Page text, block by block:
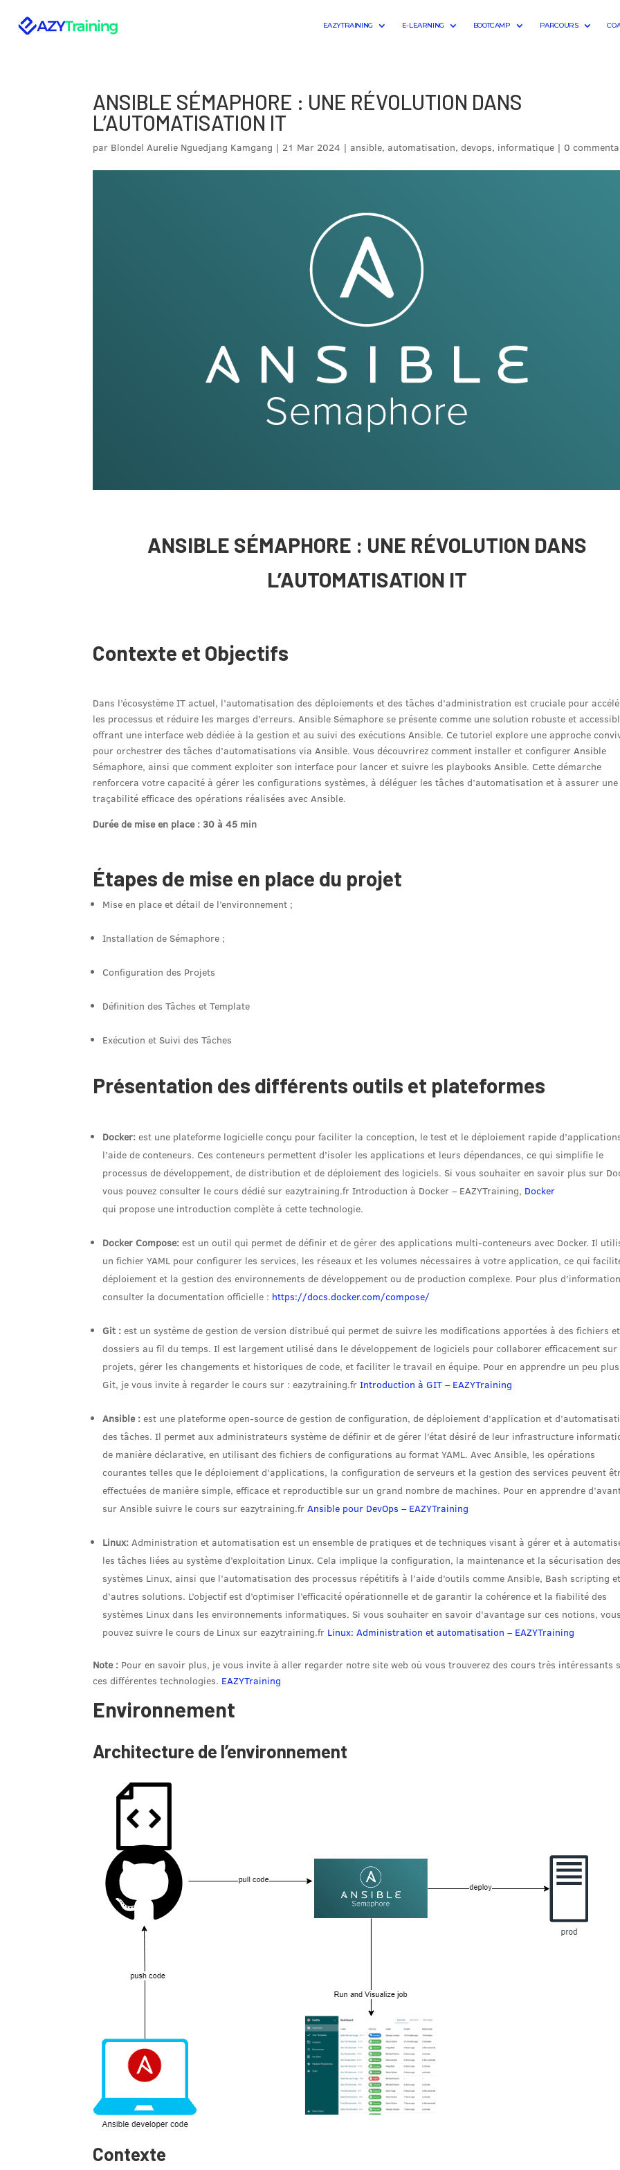
EAZYTRAINING E-LEARNING BOOTCAMP PARCOURS
ANSIBLE SÉMAPHORE : UNE RÉVOLUTION DANS
L’AUTOMATISATION IT
par Blondel Aurelie Nguedjang Kamgang | 21 Mar 2024 |ansible,automatisation,devops, informatique | 0
ANSIBLE SÉMAPHORE : UNE RÉVOLUTION DANS
L’AUTOMATISATION IT
Contexte et Objectifs
Dans l’écosystème IT actuel, l’automatisation des déploiements et des tâches d’administration est cruciale pour
les processus et réduire les marges d’erreurs. Ansible Sémaphore se présente comme une solution robuste et
offrant une interface web dédiée à la gestion et au suivi des exécutions Ansible. Ce tutoriel explore une approche
pour orchestrer des tâches d’automatisations via Ansible. Vous découvrirez comment installer et configurer Ansible
Sémaphore, ainsi que comment exploiter son interface pour lancer et suivre les playbooks Ansible. Cette démarche
renforcera votre capacité à gérer les configurations systèmes, à déléguer les tâches d’automatisation et à assurer une
traçabilité efficace des opérations réalisées avec Ansible.
Durée de mise en place : 30 à 45 min
Étapes de mise en place du projet
Mise en place et détail de l’environnement ;
Installation de Sémaphore ;
Configuration des Projets
Définition des Tâches et Template
Exécution et Suivi des Tâches
Présentation des différents outils et plateformes
Docker: est une plateforme logicielle conçu pour faciliter la conception, le test et le déploiement rapide
l’aide de conteneurs. Ces conteneurs permettent d’isoler les applications et leurs dépendances, ce qui simplifie le
processus de développement, de distribution et de déploiement des logiciels. Si vous souhaiter en savoir plus sur
vous pouvez consulter le cours dédié sur eazytraining.fr Introduction à Docker – EAZYTraining, Docker
qui propose une introduction complète à cette technologie.
Docker Compose: est un outil qui permet de définir et de gérer des applications multi-conteneurs avec Docker. Il
un fichier YAML pour configurer les services, les réseaux et les volumes nécessaires à votre application, ce qui
déploiement et la gestion des environnements de développement ou de production complexe. Pour plus d’information
consulter la documentation officielle : https://docs.docker.com/compose/
Git :est un système de gestion de version distribué qui permet de suivre les modifications apportées à des fichiers et
dossiers au fil du temps. Il est largement utilisé dans le développement de logiciels pour collaborer efficacement sur
projets, gérer les changements et historiques de code, et faciliter le travail en équipe. Pour en apprendre un peu
Git, je vous invite à regarder le cours sur : eazytraining.frIntroduction à GIT – EAZYTraining
Ansible : est une plateforme open-source de gestion de configuration, de déploiement d’application et
des tâches. Il permet aux administrateurs système de définir et de gérer l’état désiré de leur infrastructure
de manière déclarative, en utilisant des fichiers de configurations au format YAML. Avec Ansible, les opérations
courantes telles que le déploiement d’applications, la configuration de serveurs et la gestion des services peuvent
effectuées de manière simple, efficace et reproductible sur un grand nombre de machines. Pour en apprendre
sur Ansible suivre le cours sur eazytraining.frAnsible pour DevOps – EAZYTraining
Linux: Administration et automatisation est un ensemble de pratiques et de techniques visant à gérer et à
les tâches liées au système d’exploitation Linux. Cela implique la configuration, la maintenance et la sécurisation des
systèmes Linux, ainsi que l’automatisation des processus répétitifs à l’aide d’outils comme Ansible, Bash scripting et
d’autres solutions. L’objectif est d’optimiser l’efficacité opérationnelle et de garantir la cohérence et la fiabilité des
systèmes Linux dans les environnements informatiques. Si vous souhaiter en savoir d’avantage sur ces notions, vous
pouvez suivre le cours de Linux sur eazytraining.fr Linux: Administration et automatisation – EAZYTraining
Note : Pour en savoir plus, je vous invite à aller regarder notre site web où vous trouverez des cours très intéressants
ces différentes technologies. EAZYTraining
Environnement
Architecture de l’environnement
Contexte